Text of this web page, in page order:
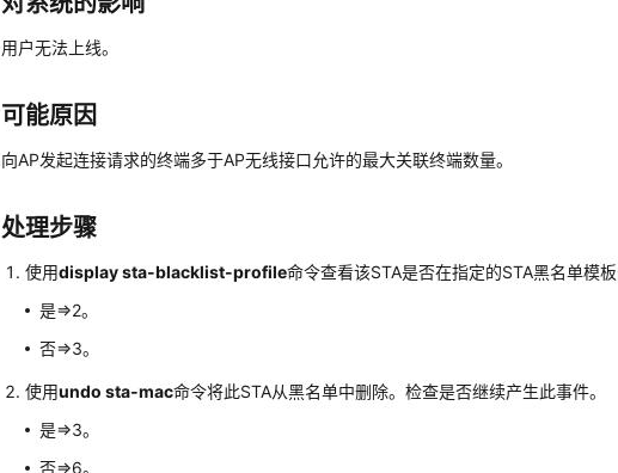
用户无法上线。
可能原因
向AP发起连接请求的终端多于AP无线接口允许的最大关联终端数量。
处理步骤
使用display sta-blacklist-profile命令查看该STA是否在指定的STA黑名单模板
是=>2。
否=>3。
使用undo sta-mac命令将此STA从黑名单中删除。检查是否继续产生此事件。
是=>3。
否=>6。